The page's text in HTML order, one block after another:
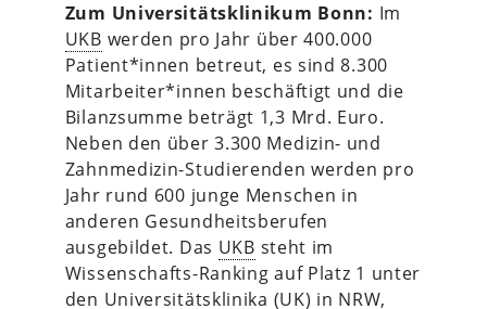
Zum Universitätsklinikum Bonn: Im
UKB werden pro Jahr über 400.000
Patient*innen betreut, es sind 8.300
Mitarbeiter*innen beschäftigt und die
Bilanzsumme beträgt 1,3 Mrd. Euro.
Neben den über 3.300 Medizin- und
Zahnmedizin-Studierenden werden pro
Jahr rund 600 junge Menschen in
anderen Gesundheitsberufen
ausgebildet. Das UKB steht im
Wissenschafts-Ranking auf Platz 1 unter
den Universitätsklinika (UK) in NRW,